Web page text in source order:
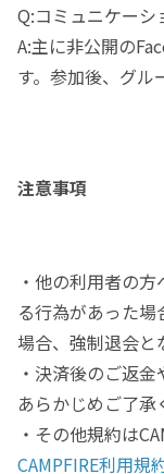
Q:コミュニケーシ
A:主に非公開の
す。参加後、グル
注意事項
・他の利用者の
る行為があった
場合、強制退会と
・決済後のご返
あらかじめご了承
・その他規約は
CAMPFIRE利用規